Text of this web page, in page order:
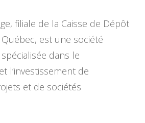
filiale de la Caisse de Dépôt
est une société
dans le
l’investissement de
et de sociétés